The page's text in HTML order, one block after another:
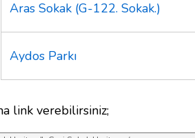
Aras Sokak (G-122. Sokak.)
Aydos Parkı
link verebilirsiniz;